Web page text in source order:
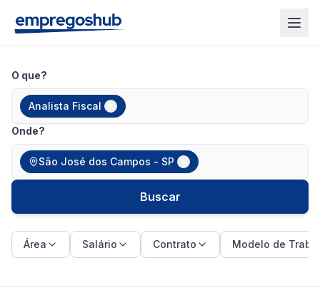
O que?
Analista Fiscal
Onde?
São José dos Campos - SP
Buscar
Área Salário Contrato Modelo de